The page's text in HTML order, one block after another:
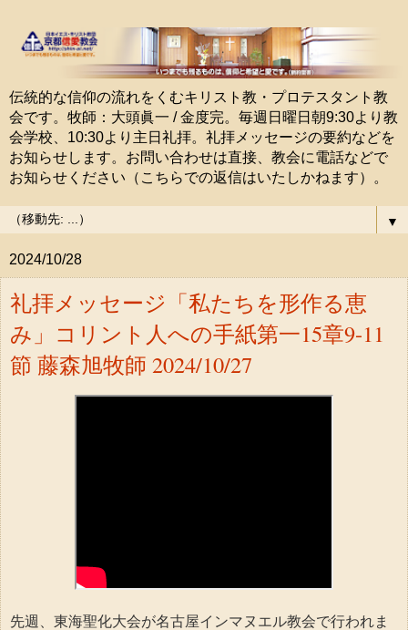
伝統的な信仰の流れをくむキリスト教・プロテスタント教
会です。牧師：大頭眞一 / 金度完。毎週日曜日朝9:30より教
会学校、10:30より主日礼拝。礼拝メッセージの要約などを
お知らせします。お問い合わせは直接、教会に電話などで
お知らせください（こちらでの返信はいたしかねます）。
▼
2024/10/28
礼拝メッセージ「私たちを形作る恵
み」コリント人への手紙第一15章9-11
節 藤森旭牧師 2024/10/27
先週、東海聖化大会が名古屋インマヌエル教会で行われま